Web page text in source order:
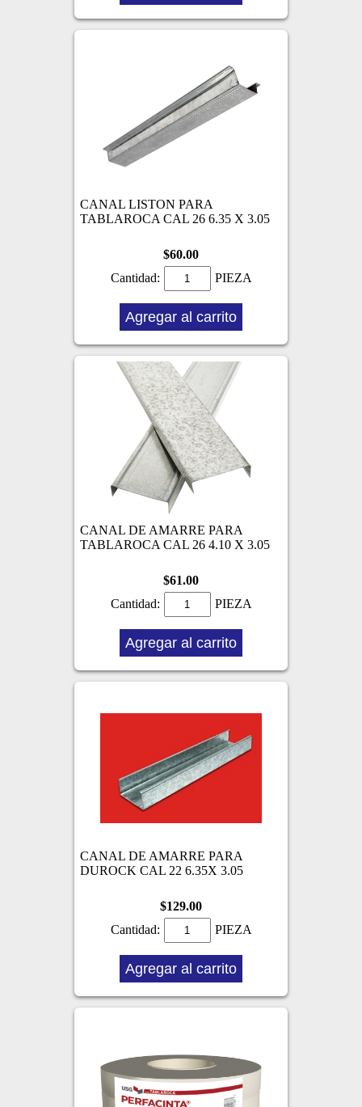
CANAL LISTON PARA
TABLAROCA CAL 26 6.35 X 3.05
$60.00
Cantidad:
PIEZA
Agregar al carrito
CANAL DE AMARRE PARA
TABLAROCA CAL 26 4.10 X 3.05
$61.00
Cantidad:
PIEZA
Agregar al carrito
CANAL DE AMARRE PARA
DUROCK CAL 22 6.35X 3.05
$129.00
Cantidad:
PIEZA
Agregar al carrito